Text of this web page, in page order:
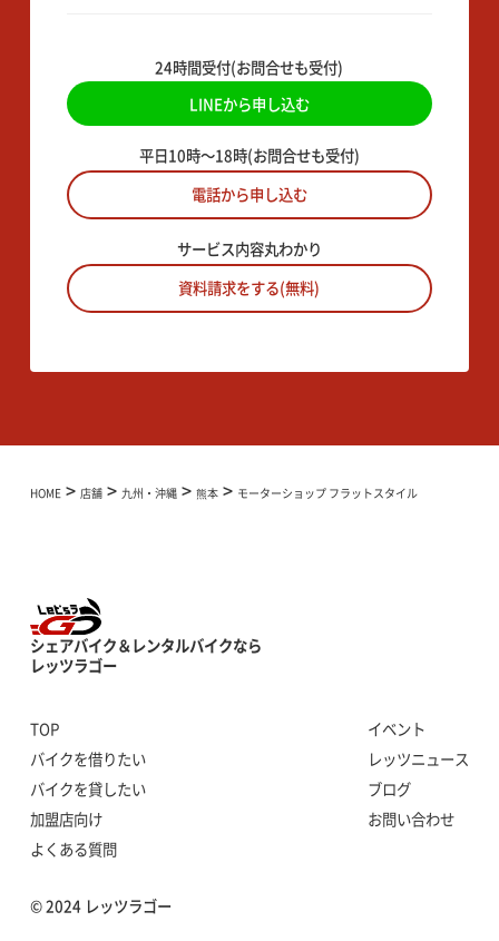
24時間受付(お問合せも受付)
LINEから申し込む
平日10時〜18時(お問合せも受付)
電話から申し込む
サービス内容丸わかり
資料請求をする(無料)
HOME> 店舗> 九州・沖縄> 熊本> モーターショップ フラットスタイル
シェアバイク＆レンタルバイクなら
レッツラゴー
TOP
バイクを借りたい
バイクを貸したい
加盟店向け
よくある質問
イベント
レッツニュース
ブログ
お問い合わせ
© 2024 レッツラゴー